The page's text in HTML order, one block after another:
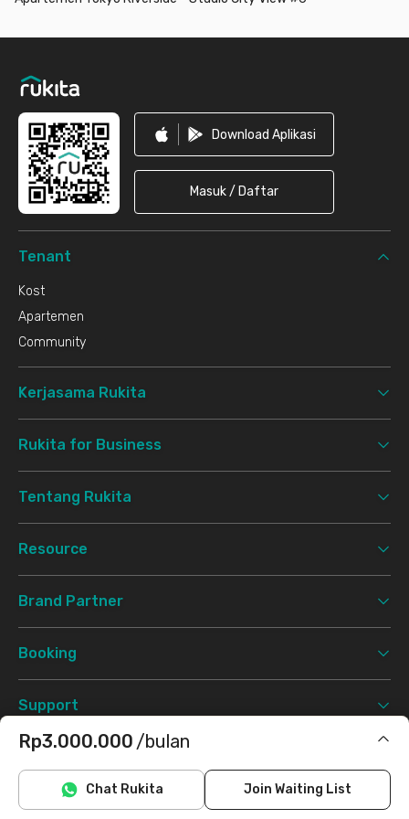
Rp3.000.000 /bulan
Termasuk IPL
Tidak termasuk internet/wifi, listrik, air
Chat Rukita Join Waiting List
Download Aplikasi
Masuk / Daftar
Tenant
Kost
Apartemen
Community
Kerjasama Rukita
Rukita for Business
Tentang Rukita
Resource
Brand Partner
Booking
Support
©2026 Rukita. All rights reserved.
InstagramTwitter TikTok